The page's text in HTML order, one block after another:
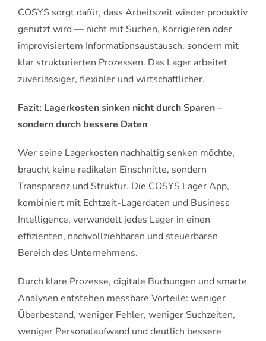
COSYS sorgt dafür, dass Arbeitszeit wieder produktiv
genutzt wird — nicht mit Suchen, Korrigieren oder
improvisiertem Informationsaustausch, sondern mit
klar strukturierten Prozessen. Das Lager arbeitet
zuverlässiger, flexibler und wirtschaftlicher.
Fazit: Lagerkosten sinken nicht durch Sparen –
sondern durch bessere Daten
Wer seine Lagerkosten nachhaltig senken möchte,
braucht keine radikalen Einschnitte, sondern
Transparenz und Struktur. Die COSYS Lager App,
kombiniert mit Echtzeit-Lagerdaten und Business
Intelligence, verwandelt jedes Lager in einen
effizienten, nachvollziehbaren und steuerbaren
Bereich des Unternehmens.
Durch klare Prozesse, digitale Buchungen und smarte
Analysen entstehen messbare Vorteile: weniger
Überbestand, weniger Fehler, weniger Suchzeiten,
weniger Personalaufwand und deutlich bessere